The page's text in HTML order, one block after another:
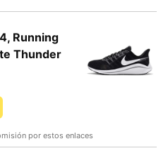
Running
Thunder
por estos enlaces